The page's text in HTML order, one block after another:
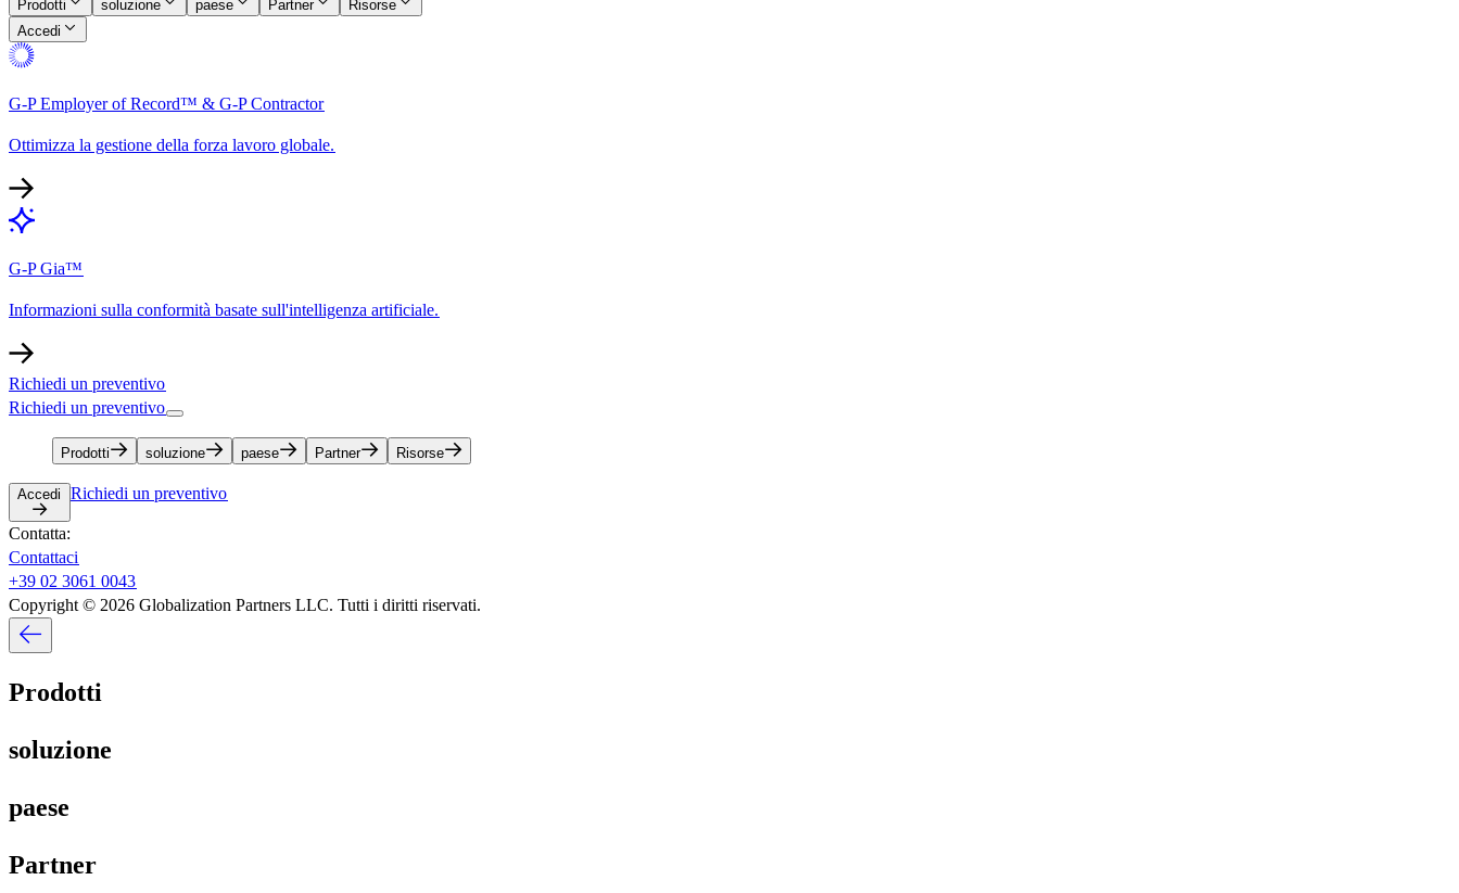
Prodotti​​ soluzione​​ paese​​ Partner​​
Risorse​​
Accedi​​
G-P Employer of Record™ & G-P Contractor​​
Ottimizza la gestione della forza lavoro globale.​​
G-P Gia™​​
Informazioni sulla conformità basate sull'intelligenza artificiale.​​
Richiedi un preventivo​​
Richiedi un preventivo​​
Prodotti​​ soluzione​​ paese​​ Partner​​ Risorse​​
Accedi​​ Richiedi un preventivo​​
Contatta:​​
Contattaci​​
+39 02 3061 0043​​
Copyright © 2026 Globalization Partners LLC. Tutti i diritti riservati.​​
Prodotti​​
soluzione​​
paese​​
Partner​​